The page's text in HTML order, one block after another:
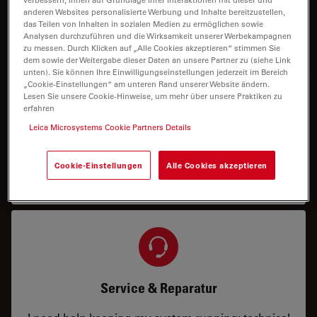
Ich benötige eine Konfiguration oder
Preisinformation.
Demo
Ich benötige eine Vor-Ort- oder Remote-Demo.
Service & Reparatur
anderen Websites personalisierte Werbung und Inhalte bereitzustellen,
das Teilen von Inhalten in sozialen Medien zu ermöglichen sowie
Analysen durchzuführen und die Wirksamkeit unserer Werbekampagnen
zu messen. Durch Klicken auf „Alle Cookies akzeptieren“ stimmen Sie
dem sowie der Weitergabe dieser Daten an unsere Partner zu (siehe Link
unten). Sie können Ihre Einwilligungseinstellungen jederzeit im Bereich
„Cookie-Einstellungen“ am unteren Rand unserer Website ändern.
Lesen Sie unsere Cookie-Hinweise, um mehr über unsere Praktiken zu
erfahren
Leica Microsystems Cookie Partners Details
Cookie-Einstellungen Alle Cookies akzeptieren